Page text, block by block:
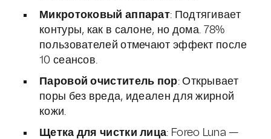
Микротоковый аппарат: Подтягивает
контуры, как в салоне, но дома. 78%
пользователей отмечают эффект после
10 сеансов.
Паровой очиститель пор: Открывает
поры без вреда, идеален для жирной
кожи.
Щетка для чистки лица: Foreo Luna —